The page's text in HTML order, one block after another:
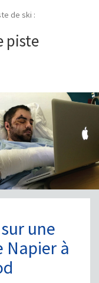
de ski :
piste
une
Napier à